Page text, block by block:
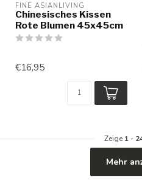
FINE ASIANLIVING
Chinesisches Kissen
Rote Blumen 45x45cm
€16,95
Zeige 1 -
Mehr